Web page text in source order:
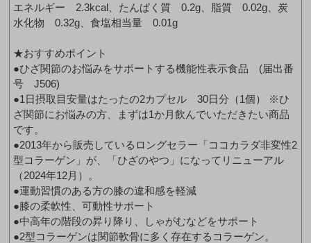
エネルギー 2.3kcal、たんぱく質 0.2g、脂質 0.02g、炭
水化物 0.32g、食塩相当量 0.01g
★おすすめポイント
●ひざ関節のお悩みをサポートする機能性表示食品 (届出番
号 J506)
●1日摂取目安量はたったの2カプセル 30日分（1個） ※ひ
ざ関節にお悩みの方、まずは1か月飲んでいただきたい商品
です。
●2013年から販売しているロングセラー「ココカラダ非変性2
型コラーゲン」が、「ひざのやつ」になってリニューアル
（2024年12月）。
●運動習慣のある方の膝の違和感を軽減
●膝の柔軟性、可動性サポート
●中高年の階段の昇り降り、しゃがむなどをサポート
●2型コラーゲンは関節軟骨に多く存在するコラーゲン。